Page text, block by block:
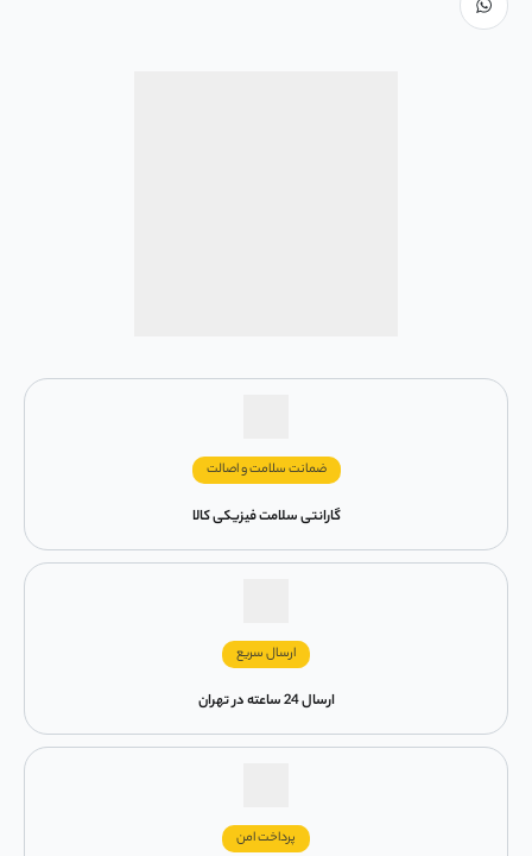
ضمانت سلامت و اصالت
گارانتی سلامت فیزیکی کالا
ارسال سریع
ارسال 24 ساعته در تهران
پرداخت امن